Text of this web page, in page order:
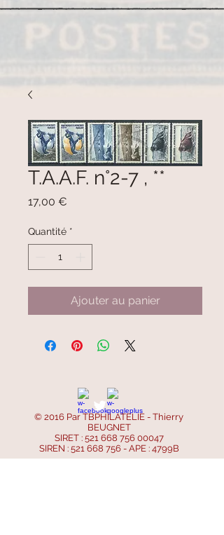
T.A.A.F. n°2-7 , **
17,00 €
Quantité *
Ajouter au panier
© 2016 Par TBPHILATELIE - Thierry
BEUGNET
SIRET : 521 668 756 00047
SIREN : 521 668 756- APE : 4799B